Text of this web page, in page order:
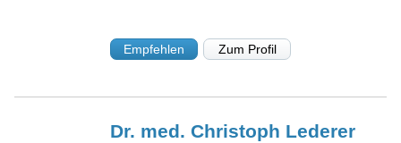
Empfehlen Zum Profil
Dr. med. Christoph Lederer